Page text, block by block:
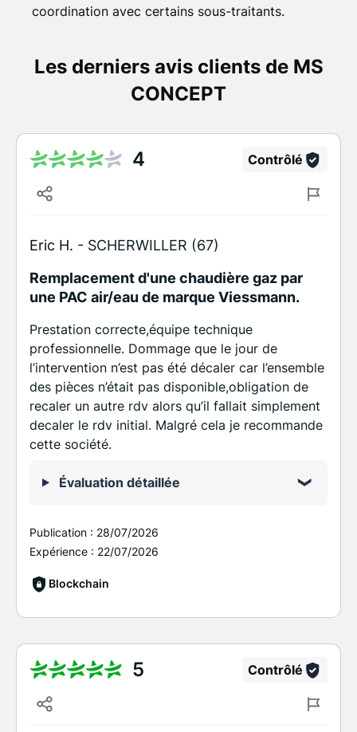
coordination avec certains sous-traitants.
Les derniers avis clients de MS
CONCEPT
4 Contrôlé
Eric H. - SCHERWILLER (67)
Remplacement d'une chaudière gaz par
une PAC air/eau de marque Viessmann.
Prestation correcte,équipe technique
professionnelle. Dommage que le jour de
l’intervention n’est pas été décaler car l’ensemble
des pièces n’était pas disponible,obligation de
recaler un autre rdv alors qu’il fallait simplement
decaler le rdv initial. Malgré cela je recommande
cette société.
Évaluation détaillée
Publication : 28/07/2026
Expérience : 22/07/2026
Blockchain
5 Contrôlé